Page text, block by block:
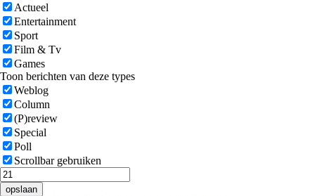
Actueel
Entertainment
Sport
Film & Tv
Games
Toon berichten van deze types
Weblog
Column
(P)review
Special
Poll
Scrollbar gebruiken
opslaan